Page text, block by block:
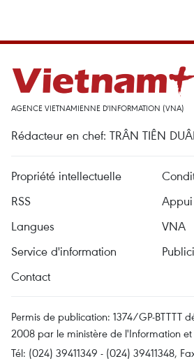
AGENCE VIETNAMIENNE D'INFORMATION (VNA)
Rédacteur en chef: TRÂN TIÊN
Propriété intellectuelle
RSS
Appui
Langues
VNA
Service d'information
Contact
Permis de publication: 1374/GP-BTTTT
2008 par le ministère de l'Information
Tél: (024) 39411349 - (024) 39411348,